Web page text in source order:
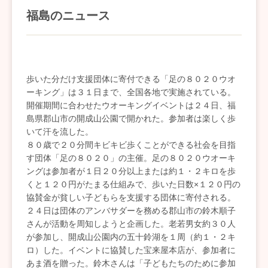
福島のニュース
歩いた分だけ支援団体に寄付できる「足の８０２０ウオ
ーキング」は３１日まで、全国各地で実施されている。
開催期間に合わせたウオーキングイベントは２４日、福
島県郡山市の開成山公園で開かれた。参加者は楽しく歩
いて汗を流した。
８０歳で２０分間キビキビ歩くことができる社会を目指
す団体「足の８０２０」の主催。足の８０２０ウオーキ
ングは参加者が１日２０分以上または約１・２キロを歩
くと１２０円がたまる仕組みで、歩いた日数×１２０円の
協賛金が貧しい子どもらを支援する団体に寄付される。
２４日は団体のアンバサダーを務める郡山市の鈴木順子
さんが活動を周知しようと企画した。老若男女約３０人
が参加し、開成山公園内の五十鈴湖を１周（約１・２キ
ロ）した。イベントに協賛した宝来屋本店が、参加者に
あま酒を贈った。鈴木さんは「子どもたちのために参加